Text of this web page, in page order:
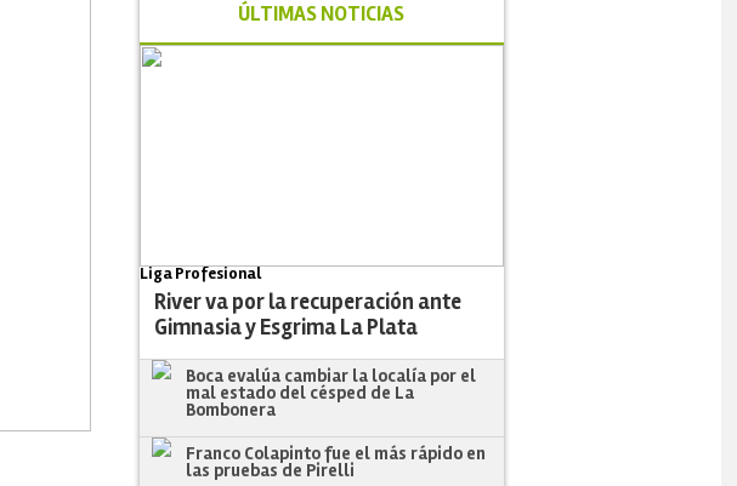
ÚLTIMAS NOTICIAS
Liga Profesional
River va por la recuperación ante
Gimnasia y Esgrima La Plata
Boca evalúa cambiar la localía por el
mal estado del césped de La
Bombonera
Franco Colapinto fue el más rápido en
las pruebas de Pirelli